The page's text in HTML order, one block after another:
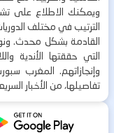
ويمكنك الاطلاع على
الترتيب في مختلف
القادمة بشكل محدث.
التي حققتها الأندية
وإنجازاتهم. المغرب
تفاصيلها، من الأخبار